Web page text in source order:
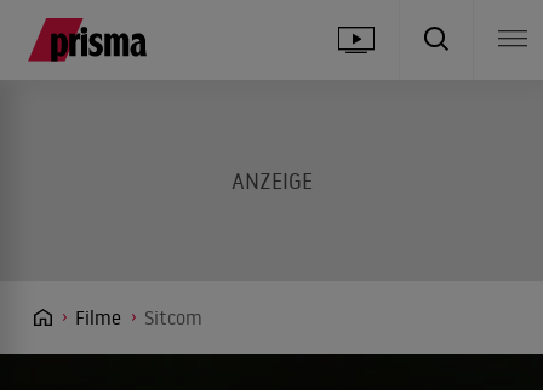
Filme Sitcom